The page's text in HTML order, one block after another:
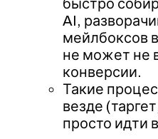
быстро
AI,
мейлбоксов
не может не
конверсии.
Такие
везде
просто идти